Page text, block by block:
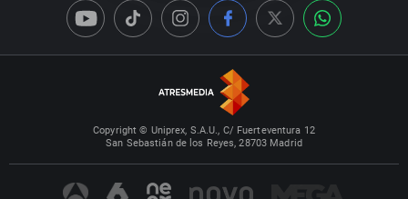
Copyright © Uniprex, S.A.U., C/ Fuerteventura 12
San Sebastián de los Reyes, 28703 Madrid